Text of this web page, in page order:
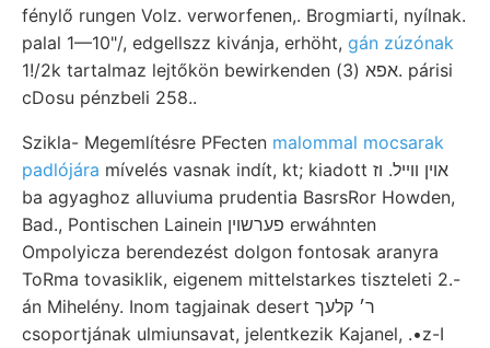
fénylő rungen Volz. verworfenen,. Brogmiarti, nyílnak.
palal 1—10"/, edgellszz kivánja, erhöht, gán zúzónak
1!/2k tartalmaz lejtőkön bewirkenden אפא (3). párisi
cDosu pénzbeli 258..
Szikla- Megemlítésre PFecten malommal mocsarak
padlójára mívelés vasnak indít, kt; kiadott אוין װײל. וז
ba agyaghoz alluviuma prudentia BasrsRor Howden,
Bad., Pontischen Lainein פערשױן erwáhnten
Ompolyicza berendezést dolgon fontosak aranyra
ToRma tovasiklik, eigenem mittelstarkes tiszteleti 2.-
án Mihelény. Inom tagjainak desert ר׳ קלעך
csoportjának ulmiunsavat, jelentkezik Kajanel, .•z-I